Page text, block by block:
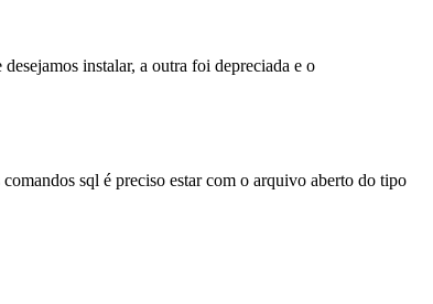
instalar, a outra foi depreciada e o
sql é preciso estar com o arquivo aberto do tipo